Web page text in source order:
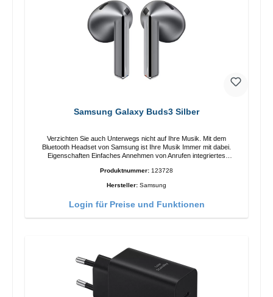
Samsung Galaxy Buds3 Silber
Verzichten Sie auch Unterwegs nicht auf Ihre Musik. Mit dem
Bluetooth Headset von Samsung ist Ihre Musik Immer mit dabei.
Eigenschaften Einfaches Annehmen von Anrufen integriertes
Technische Daten: Bluetooth: 5.4 Reichweite: 10m Ladezeit: 2h
Produktnummer: 123728
Hersteller: Samsung
Login für Preise und Funktionen